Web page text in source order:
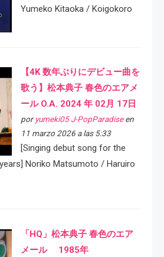
Yumeko Kitaoka / Koigokoro
【4K 数年ぶりにデビュー曲を
歌う】松本典子 春色のエアメ
ール O.A. 2024 年 02月 17日
por yumeki05 J-PopParadiseen
11 marzo 2026 a las 5:33
[Singing debut song for the
Noriko Matsumoto / Haruiro
「HQ」松本典子 春色のエア
メール 1985年